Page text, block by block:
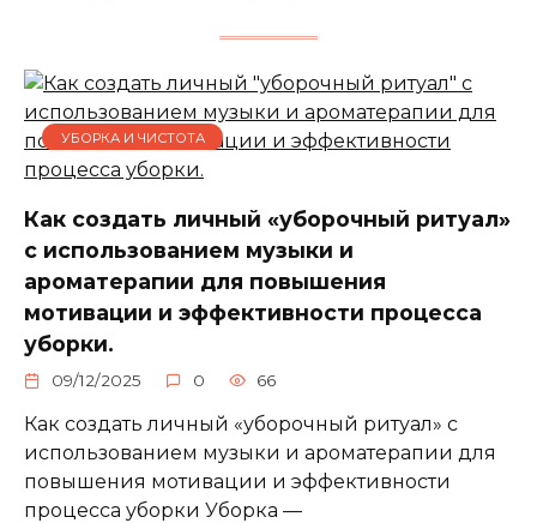
УБОРКА И ЧИСТОТА
Как создать личный «уборочный ритуал»
с использованием музыки и
ароматерапии для повышения
мотивации и эффективности процесса
уборки.
09/12/2025 0 66
Как создать личный «уборочный ритуал» с
использованием музыки и ароматерапии для
повышения мотивации и эффективности
процесса уборки Уборка —